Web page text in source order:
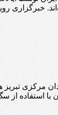
شرایط بحرانی در